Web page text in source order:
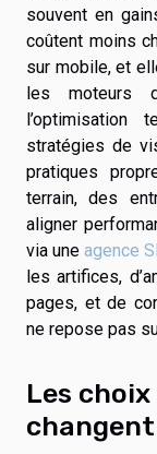
souvent en
coûtent moins
sur mobile, et
les moteurs
l’optimisation
stratégies de
pratiques
terrain, des
aligner
via uneagence
les artifices,
pages, et de
ne repose pas
Les